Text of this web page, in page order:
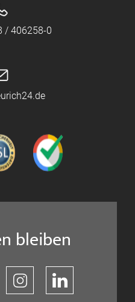
/ 406258-0
bleiben